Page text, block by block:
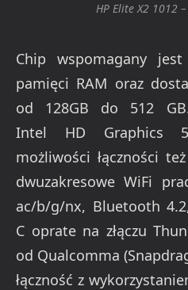
HP Elite X2 1012
Chip wspomagany
pamięci RAM oraz
od 128GB do 512
Intel HD Graphics
możliwości łączności
dwuzakresowe WiFi
ac/b/g/nx, Bluetooth
C oprate na złączu
od Qualcomma
łączność z